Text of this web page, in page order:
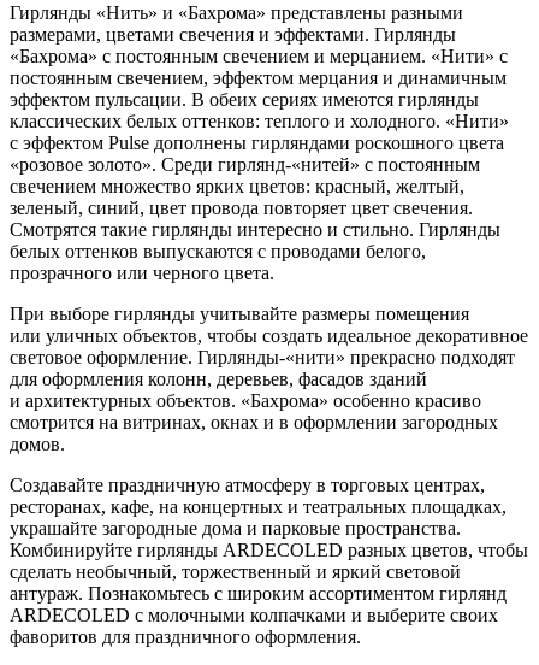
Гирлянды «Нить» и «Бахрома» представлены разными
размерами, цветами свечения и эффектами. Гирлянды
«Бахрома» с постоянным свечением и мерцанием. «Нити» с
постоянным свечением, эффектом мерцания и динамичным
эффектом пульсации. В обеих сериях имеются гирлянды
классических белых оттенков: теплого и холодного. «Нити»
с эффектом Pulse дополнены гирляндами роскошного цвета
«розовое золото». Среди гирлянд-«нитей» с постоянным
свечением множество ярких цветов: красный, желтый,
зеленый, синий, цвет провода повторяет цвет свечения.
Смотрятся такие гирлянды интересно и стильно. Гирлянды
белых оттенков выпускаются с проводами белого,
прозрачного или черного цвета.
При выборе гирлянды учитывайте размеры помещения
или уличных объектов, чтобы создать идеальное декоративное
световое оформление. Гирлянды-«нити» прекрасно подходят
для оформления колонн, деревьев, фасадов зданий
и архитектурных объектов. «Бахрома» особенно красиво
смотрится на витринах, окнах и в оформлении загородных
домов.
Создавайте праздничную атмосферу в торговых центрах,
ресторанах, кафе, на концертных и театральных площадках,
украшайте загородные дома и парковые пространства.
Комбинируйте гирлянды ARDECOLED разных цветов, чтобы
сделать необычный, торжественный и яркий световой
антураж. Познакомьтесь с широким ассортиментом гирлянд
ARDECOLED с молочными колпачками и выберите своих
фаворитов для праздничного оформления.